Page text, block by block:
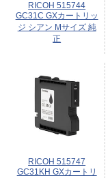
RICOH 515744
GC31C GXカートリッ
ジ シアン Mサイズ 純
正
RICOH 515747
GC31KH GXカートリ